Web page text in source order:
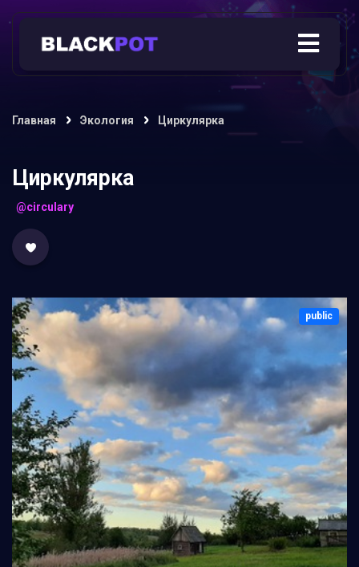
Главная Экология Циркулярка
Циркулярка
@circulary
public